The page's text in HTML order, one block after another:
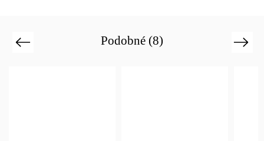
Podobné (8)
Previous Next